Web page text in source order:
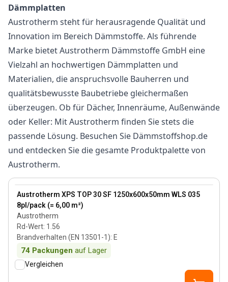
Dämmplatten
Austrotherm steht für herausragende Qualität und
Innovation im Bereich Dämmstoffe. Als führende
Marke bietet Austrotherm Dämmstoffe GmbH eine
Vielzahl an hochwertigen Dämmplatten und
Materialien, die anspruchsvolle Bauherren und
qualitätsbewusste Baubetriebe gleichermaßen
überzeugen. Ob für Dächer, Innenräume, Außenwände
oder Keller: Mit Austrotherm finden Sie stets die
passende Lösung. Besuchen Sie Dämmstoffshop.de
und entdecken Sie die gesamte Produktpalette von
Austrotherm.
Austrotherm XPS TOP 30 SF 1250x600x50mm WLS 035
8pl/pack (= 6,00 m²)
Austrotherm
Rd-Wert: 1.56
Brandverhalten (EN 13501-1): E
74 Packungen auf Lager
View product
Vergleichen